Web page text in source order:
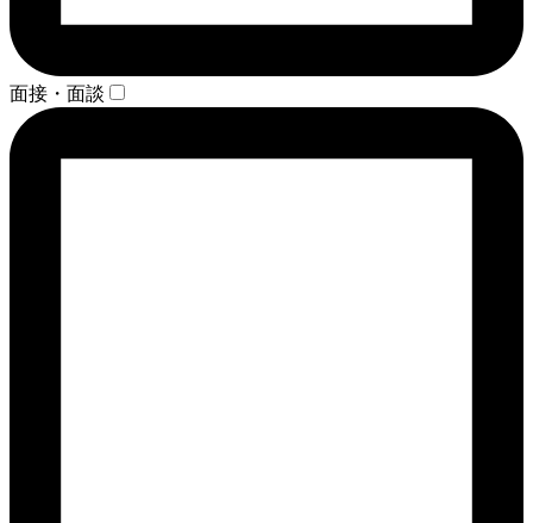
面接・面談